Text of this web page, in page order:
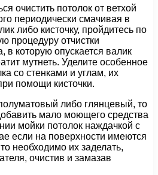
очистить потолок от ветхой
периодически смачивая в
либо кисточку, пройдитесь по
процедуру отчистки
в которую опускается валик
мутнеть. Уделите особенное
со стенками и углам, их
помощи кисточки.
либо глянцевый, то
мало моющего средства
мойки потолок наждачкой с
если на поверхности имеются
необходимо их заделать,
очистив и замазав